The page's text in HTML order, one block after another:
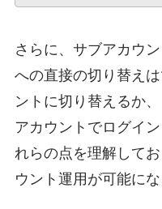
さらに、サブアカウ
への直接の切り替え
ントに切り替えるか
アカウントでログイ
れらの点を理解して
ウント運用が可能にな